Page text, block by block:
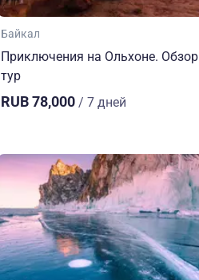
Байкал
Приключения на Ольхоне.
тур
RUB 78,000 / 7 дней